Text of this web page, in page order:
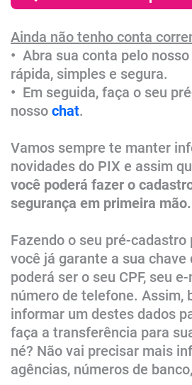
Ainda não tenho conta
​• Abra sua conta pelo nosso
rápida, simples e segura.
​• Em seguida, faça o seu
nosso chat.
Vamos sempre te manter
novidades do PIX e assim
você poderá fazer o
segurança em primeira mão.
Fazendo o seu pré-cadastro
você já garante a sua chave
poderá ser o seu CPF, seu
número de telefone. Assim,
informar um destes dados
faça a transferência para
né? Não vai precisar mais
agências, números de